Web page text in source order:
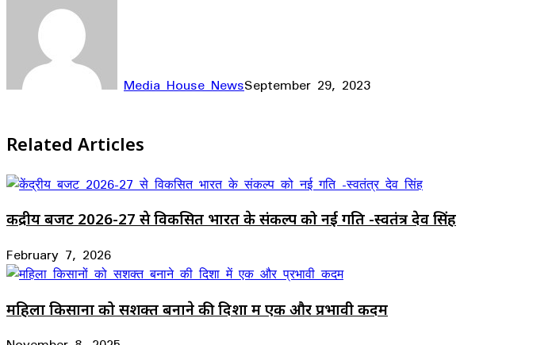
Media House NewsSeptember 29, 2023
Related Articles
केंद्रीय बजट 2026-27 से विकसित भारत के संकल्प को नई गति -स्वतंत्र देव सिंह
February 7, 2026
महिला किसानों को सशक्त बनाने की दिशा में एक और प्रभावी कदम